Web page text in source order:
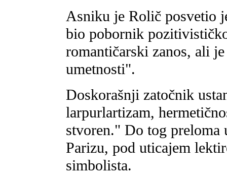
Asniku je Rolič posvetio
bio pobornik
romantičarski zanos, ali
umetnosti".
Doskorašnji zatočnik
larpurlartizam,
stvoren." Do tog
Parizu, pod uticajem
simbolista.